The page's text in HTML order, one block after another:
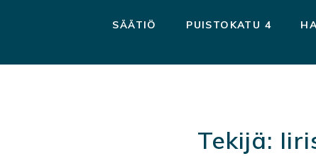
SÄÄTIÖ PUISTOKATU 4
Tekijä: